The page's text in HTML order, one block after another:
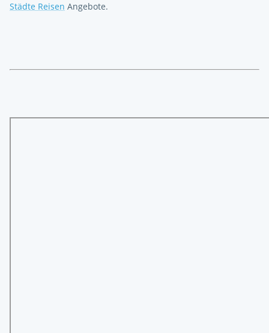
Städte Reisen Angebote.